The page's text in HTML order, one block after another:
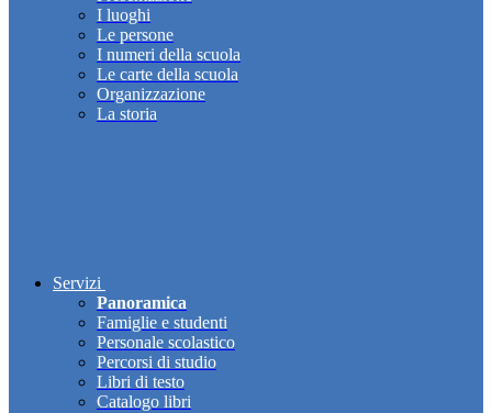
I luoghi
Le persone
I numeri della scuola
Le carte della scuola
Organizzazione
La storia
Servizi
Panoramica
Famiglie e studenti
Personale scolastico
Percorsi di studio
Libri di testo
Catalogo libri